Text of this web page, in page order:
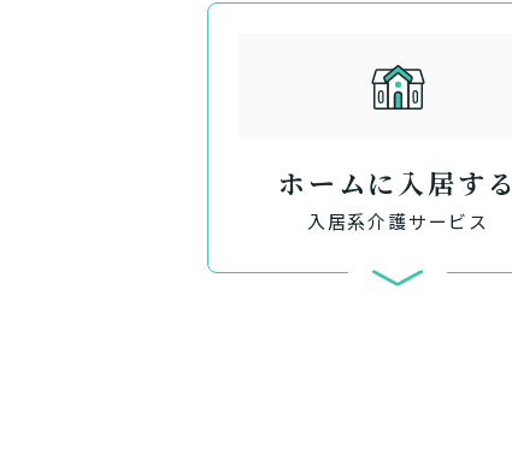
ホームに入居する
入居系介護サービス